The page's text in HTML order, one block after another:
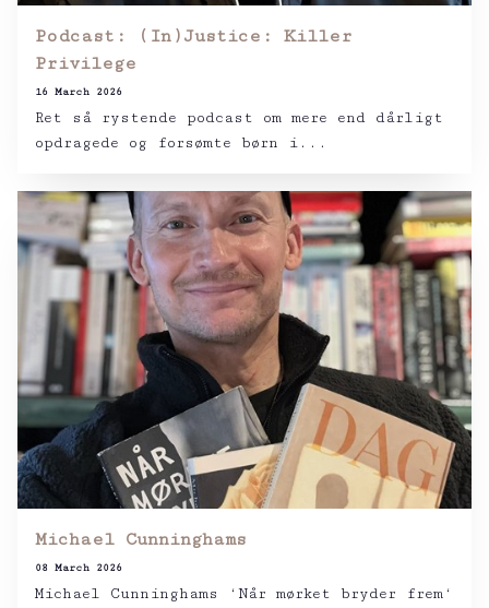
Podcast: (In)Justice: Killer
Privilege
16 March 2026
Ret så rystende podcast om mere end dårligt
opdragede og forsømte børn i...
Michael Cunninghams
08 March 2026
Michael Cunninghams ‘Når mørket bryder frem‘